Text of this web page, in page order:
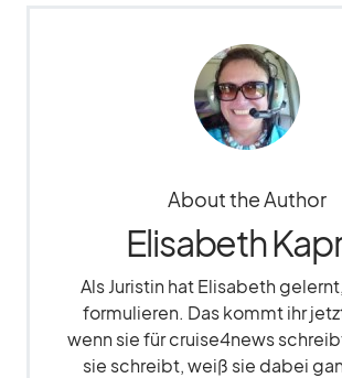
About the Author
Elisabeth
Als Juristin hat Elisabeth
formulieren. Das kommt ihr
wenn sie für cruise4news
sie schreibt, weiß sie dabei